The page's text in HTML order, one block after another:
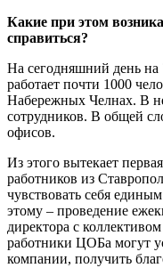
Какие при этом
справиться?
На сегодняшний день
работает почти 1000
Набережных Челнах. В
сотрудников. В общей
офисов.
Из этого вытекает
работников из
чувствовать себя
этому – проведение
директора с
работники ЦОБа могут
компании, получить